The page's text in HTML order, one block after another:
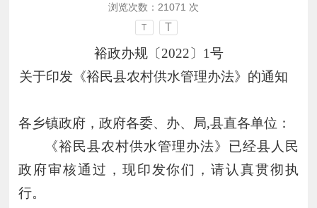
浏览次数： 21071 次
T T
裕政办规〔2022〕1号
关于印发《裕民县农村供水管理办法》的通知
各乡镇政府，政府各委、办、局,县直各单位：
《裕民县农村供水管理办法》已经县人民
政府审核通过，现印发你们，请认真贯彻执
行。